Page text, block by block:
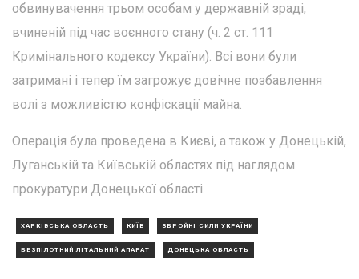
обвинувачення трьом особам у державній зраді,
вчиненій під час воєнного стану (ч. 2 ст. 111
Кримінального кодексу України). Всі вони були
затримані і тепер їм загрожує довічне позбавлення
волі з можливістю конфіскації майна.
Операція була проведена в Києві, а також у Донецькій,
Луганській та Київській областях під наглядом
прокуратури Донецької області.
ХАРКІВСЬКА ОБЛАСТЬ КИЇВ ЗБРОЙНІ СИЛИ УКРАЇНИ
БЕЗПІЛОТНИЙ ЛІТАЛЬНИЙ АПАРАТ ДОНЕЦЬКА ОБЛАСТЬ